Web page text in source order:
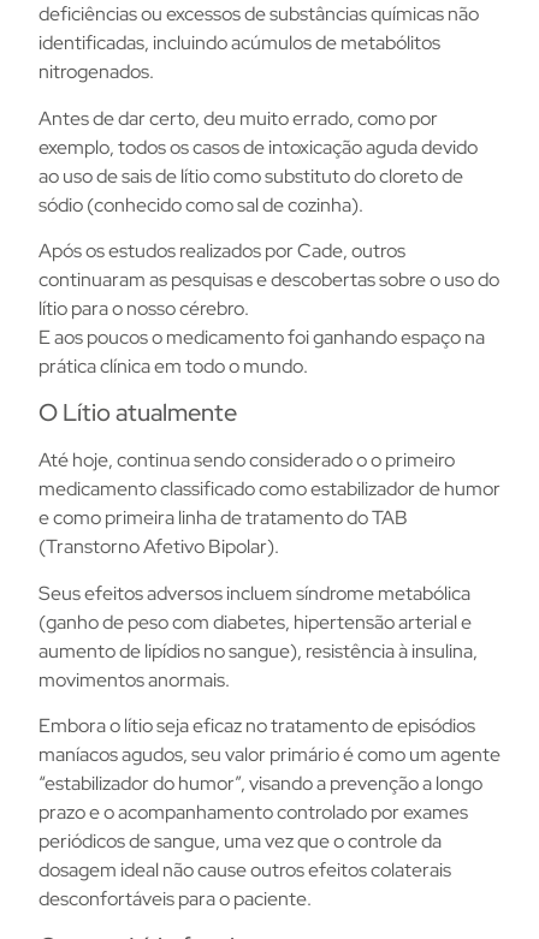
deficiências ou excessos de substâncias químicas não
identificadas, incluindo acúmulos de metabólitos
nitrogenados.
Antes de dar certo, deu muito errado, como por
exemplo, todos os casos de intoxicação aguda devido
ao uso de sais de lítio como substituto do cloreto de
sódio (conhecido como sal de cozinha).
Após os estudos realizados por Cade, outros
continuaram as pesquisas e descobertas sobre o uso do
lítio para o nosso cérebro.
E aos poucos o medicamento foi ganhando espaço na
prática clínica em todo o mundo.
O Lítio atualmente
Até hoje, continua sendo considerado o o primeiro
medicamento classificado como estabilizador de humor
e como primeira linha de tratamento do TAB
(Transtorno Afetivo Bipolar).
Seus efeitos adversos incluem síndrome metabólica
(ganho de peso com diabetes, hipertensão arterial e
aumento de lipídios no sangue), resistência à insulina,
movimentos anormais.
Embora o lítio seja eficaz no tratamento de episódios
maníacos agudos, seu valor primário é como um agente
“estabilizador do humor”, visando a prevenção a longo
prazo e o acompanhamento controlado por exames
periódicos de sangue, uma vez que o controle da
dosagem ideal não cause outros efeitos colaterais
desconfortáveis para o paciente.